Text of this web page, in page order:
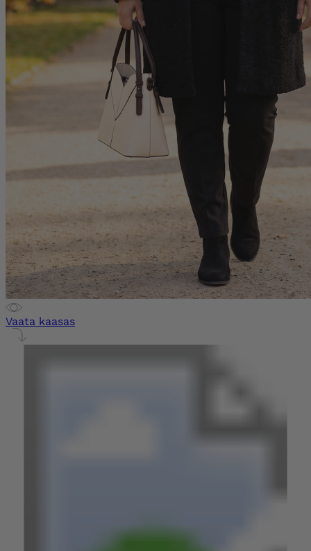
Vaata kaasas